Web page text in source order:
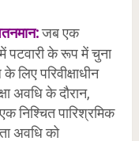
जब एक
पटवारी के रूप में चुना
लिए परिवीक्षाधीन
अवधि के दौरान,
निश्चित पारिश्रमिक
अवधि को